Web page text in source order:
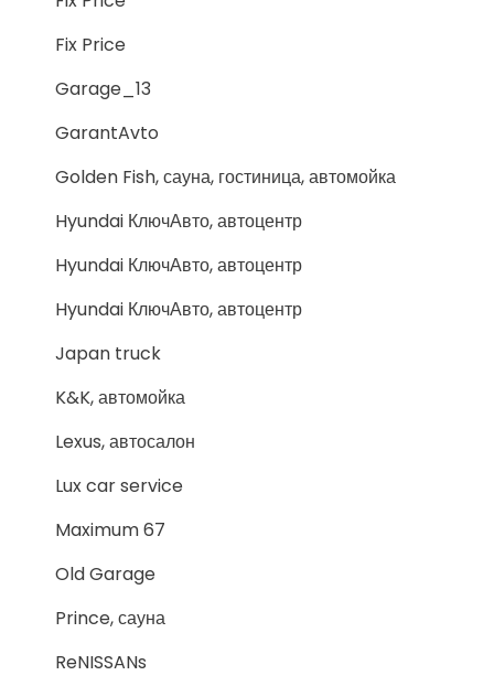
Fix Price
Garage_13
GarantAvto
Golden Fish, сауна, гостиница, автомойка
Hyundai КлючАвто, автоцентр
Hyundai КлючАвто, автоцентр
Hyundai КлючАвто, автоцентр
Japan truck
K&K, автомойка
Lexus, автосалон
Lux car service
Maximum 67
Old Garage
Prince, сауна
ReNISSANs